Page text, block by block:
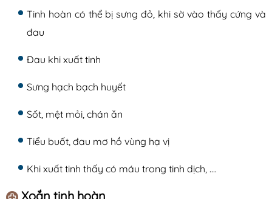
Tinh hoàn có thể bị sưng đỏ, khi sờ vào thấy cứng và
đau
Đau khi xuất tinh
Sưng hạch bạch huyết
Sốt, mệt mỏi, chán ăn
Tiểu buốt, đau mơ hồ vùng hạ vị
Khi xuất tinh thấy có máu trong tinh dịch, ….
Xoắn tinh hoàn